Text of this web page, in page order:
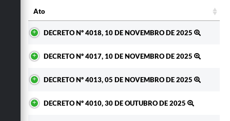
Ato
DECRETO Nº 4018, 10 DE NOVEMBRO DE 2025
DECRETO Nº 4017, 10 DE NOVEMBRO DE 2025
DECRETO Nº 4013, 05 DE NOVEMBRO DE 2025
DECRETO Nº 4010, 30 DE OUTUBRO DE 2025